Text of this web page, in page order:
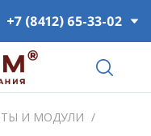
+7 (8412) 65-33-02
И МОДУЛИ /